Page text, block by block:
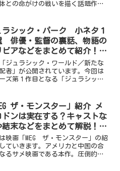
との命がけの戦いを描く話題作で
バレを含みます。ご注意くださ
あらすじ宇宙ステーシ...
ラシック・パーク 小ネタ１
俳優・監督の裏話、物語の
ビアなどをまとめて紹介！
部知ってる？】
ジュラシック・ワールド／新たな
者」が公開されています。今回は
ズ第１作目となる「ジュラシッ
わりのある項目もちらほら。。。そ
はいきましょー。１．...
ザ・モンスター」紹介 メ
ドンは実在する？キャストな
結末などをまとめて解説！
タバレあり】
映画「MEG ザ・モンスター」の紹
ていきます。アメリカと中国の合
るサメ映画である本作。圧倒的な